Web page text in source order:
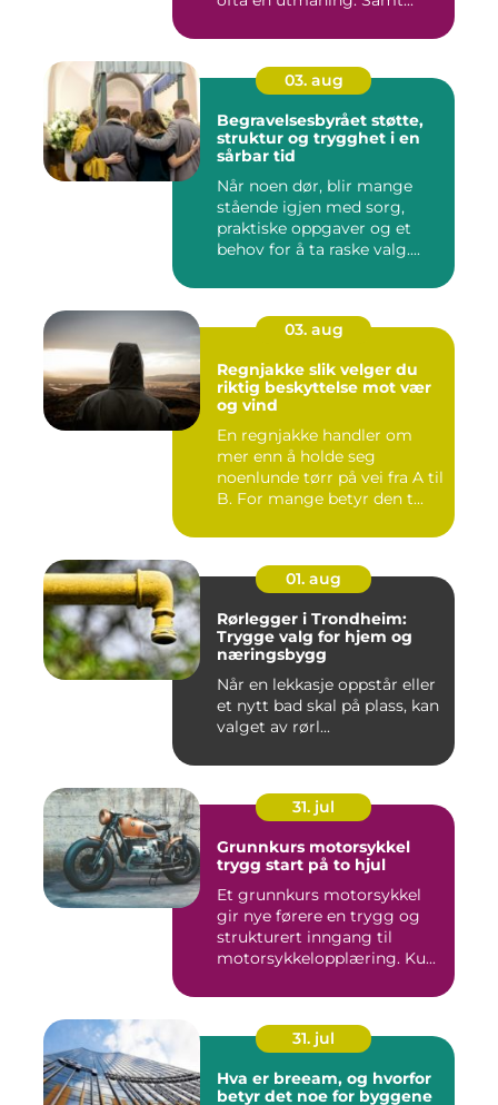
03. aug
Begravelsesbyrået støtte,
struktur og trygghet i en
sårbar tid
Når noen dør, blir mange
stående igjen med sorg,
praktiske oppgaver og et
behov for å ta raske valg....
03. aug
Regnjakke slik velger du
riktig beskyttelse mot vær
og vind
En regnjakke handler om
mer enn å holde seg
noenlunde tørr på vei fra A til
B. For mange betyr den t...
01. aug
Rørlegger i Trondheim:
Trygge valg for hjem og
næringsbygg
Når en lekkasje oppstår eller
et nytt bad skal på plass, kan
valget av rørl...
31. jul
Grunnkurs motorsykkel
trygg start på to hjul
Et grunnkurs motorsykkel
gir nye førere en trygg og
strukturert inngang til
motorsykkelopplæring. Ku...
31. jul
Hva er breeam, og hvorfor
betyr det noe for byggene